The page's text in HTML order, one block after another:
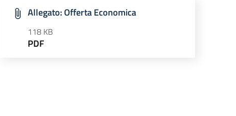
Allegato: Offerta Economica
118 KB
PDF